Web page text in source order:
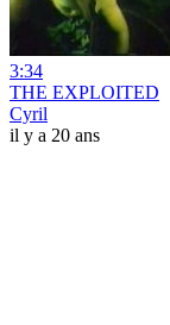
3:34
THE EXPLOITED
Cyril
il y a 20 ans